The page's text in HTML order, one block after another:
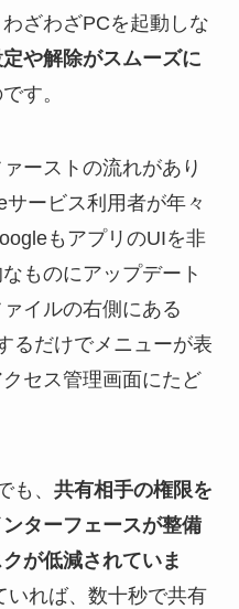
ざわざPCを起動しな
や解除がスムーズに
す。
ーストの流れがあり
ービス利用者が年々
もアプリのUIを非
ものにアップデート
イルの右側にある
るだけでメニューが表
セス管理画面にたど
も、 共有相手の権限を
ターフェースが整備
が低減されていま
いれば、数十秒で共有